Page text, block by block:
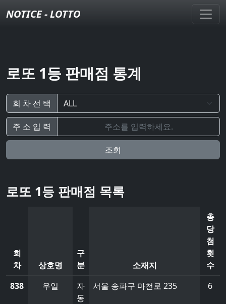
NOTICE - LOTTO
로또 1등 판매점 통계
회 차 선 택
주 소 입 력
조회
로또 1등 판매점 목록
회
차
상호명
구
분
소재지
총
당
첨
횟
수
838
우일
자
동
서울 송파구 마천로 235 6